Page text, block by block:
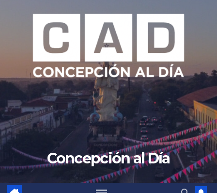
Concepción al Día